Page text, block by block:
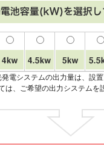
電システムの出力量は、設
は、ご希望の出力システムを